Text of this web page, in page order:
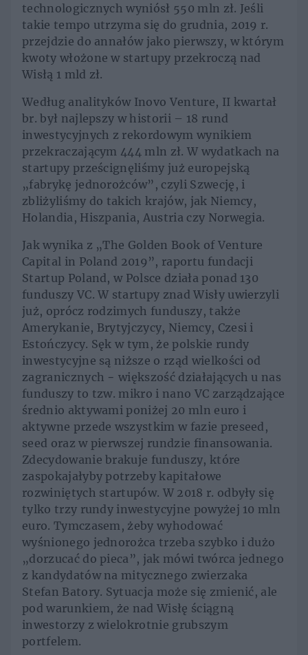
technologicznych wyniósł 550 mln zł. Jeśli
takie tempo utrzyma się do grudnia, 2019 r.
przejdzie do annałów jako pierwszy, w którym
kwoty włożone w startupy przekroczą nad
Wisłą 1 mld zł.
Według analityków Inovo Venture, II kwartał
br. był najlepszy w historii – 18 rund
inwestycyjnych z rekordowym wynikiem
przekraczającym 444 mln zł. W wydatkach na
startupy prześcignęliśmy już europejską
„fabrykę jednorożców”, czyli Szwecję, i
zbliżyliśmy do takich krajów, jak Niemcy,
Holandia, Hiszpania, Austria czy Norwegia.
Jak wynika z „The Golden Book of Venture
Capital in Poland 2019”, raportu fundacji
Startup Poland, w Polsce działa ponad 130
funduszy VC. W startupy znad Wisły uwierzyli
już, oprócz rodzimych funduszy, także
Amerykanie, Brytyjczycy, Niemcy, Czesi i
Estończycy. Sęk w tym, że polskie rundy
inwestycyjne są niższe o rząd wielkości od
zagranicznych − większość działających u nas
funduszy to tzw. mikro i nano VC zarządzające
średnio aktywami poniżej 20 mln euro i
aktywne przede wszystkim w fazie preseed,
seed oraz w pierwszej rundzie finansowania.
Zdecydowanie brakuje funduszy, które
zaspokajałyby potrzeby kapitałowe
rozwiniętych startupów. W 2018 r. odbyły się
tylko trzy rundy inwestycyjne powyżej 10 mln
euro. Tymczasem, żeby wyhodować
wyśnionego jednorożca trzeba szybko i dużo
„dorzucać do pieca”, jak mówi twórca jednego
z kandydatów na mitycznego zwierzaka
Stefan Batory. Sytuacja może się zmienić, ale
pod warunkiem, że nad Wisłę ściągną
inwestorzy z wielokrotnie grubszym
portfelem.